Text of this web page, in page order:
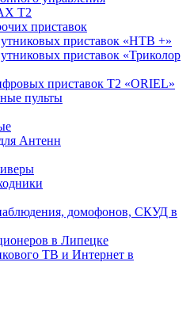
Т2
приставок
приставок «НТВ +»
приставок «Триколор
приставок Т2 «ORIEL»
пульты
Антенн
домофонов, СКУД в
в Липецке
ТВ и Интернет в